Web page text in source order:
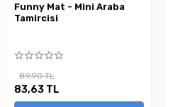
Funny Mat - Mini Araba
Tamircisi
89,90 TL
83,63 TL